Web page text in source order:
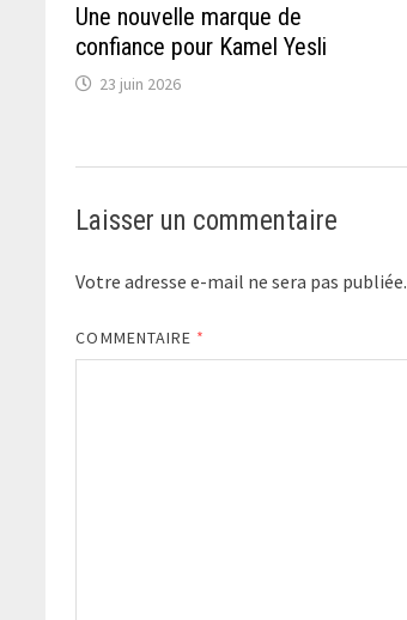
Une nouvelle marque de
confiance pour Kamel Yesli
23 juin 2026
Laisser un commentaire
Votre adresse e-mail ne sera pas publiée.
COMMENTAIRE *